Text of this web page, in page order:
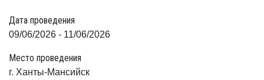
Дата проведения
09/06/2026 - 11/06/2026
Место проведения
г. Ханты-Мансийск